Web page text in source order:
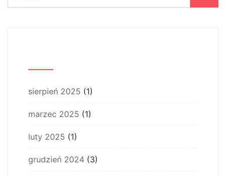
sierpień 2025 (1)
marzec 2025 (1)
luty 2025 (1)
grudzień 2024 (3)